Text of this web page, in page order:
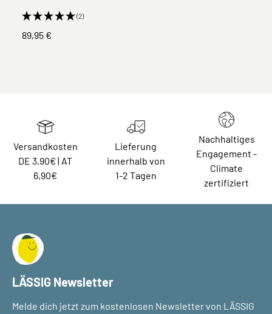
(2)
89,95 €
Versandkosten
DE 3,90€ | AT
6,90€
Lieferung
innerhalb von
1-2 Tagen
Nachhaltiges
Engagement -
Climate
zertifiziert
LÄSSIG Newsletter
Melde dich jetzt zum kostenlosen Newsletter von LÄSSIG